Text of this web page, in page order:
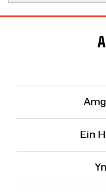
Ein